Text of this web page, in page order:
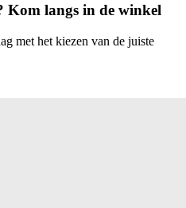
Kom langs in de winkel
met het kiezen van de juiste